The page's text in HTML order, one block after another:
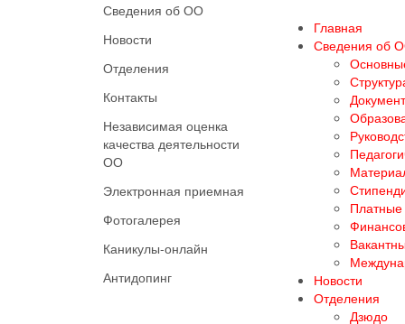
Сведения об ОО
Новости
Отделения
Контакты
Независимая оценка
качества деятельности
ОО
Электронная приемная
Фотогалерея
Каникулы-онлайн
Антидопинг
Главная
Сведения об
Платные
Новости
Отделения
Дзюдо